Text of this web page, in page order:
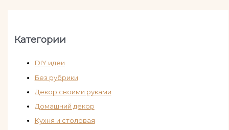
Категории
DIY идеи
Без рубрики
Декор своими руками
Домашний декор
Кухня и столовая